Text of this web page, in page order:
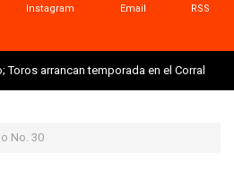
Instagram Email RSS
Toros arrancan temporada en el Corral
No. 30